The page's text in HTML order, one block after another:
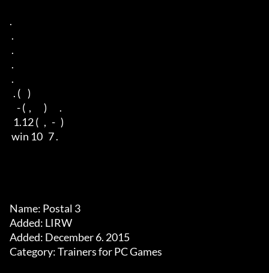
.
Name: Postal 3
Added: LIRW
Added: December 6. 2015
Category: Trainers for PC Games